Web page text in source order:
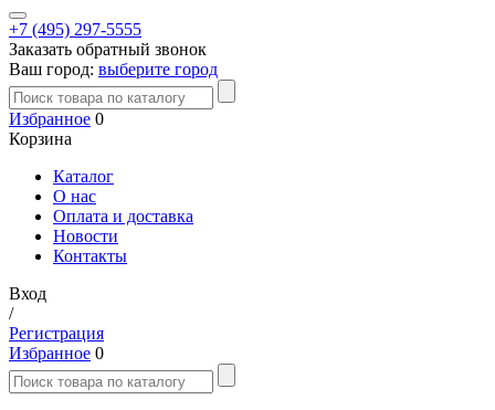
+7 (495) 297-5555
Заказать обратный звонок
Ваш город: выберите город
Избранное 0
Корзина
Каталог
О нас
Оплата и доставка
Новости
Контакты
Вход
/
Регистрация
Избранное 0